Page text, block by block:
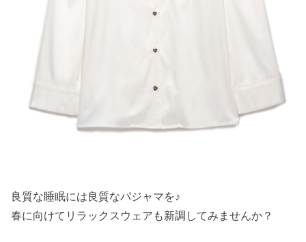
良質な睡眠には良質なパジャマを♪
春に向けてリラックスウェアも新調してみませんか？